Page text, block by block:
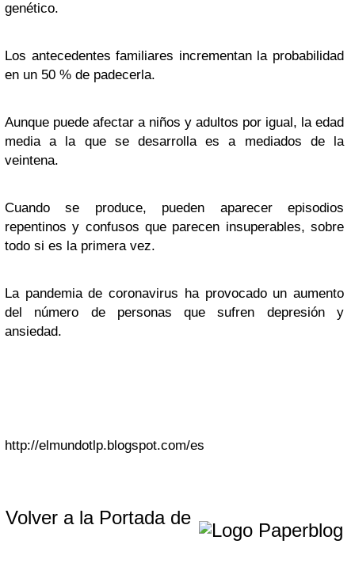
genético.
Los antecedentes familiares incrementan la probabilidad
en un 50 % de padecerla.
Aunque puede afectar a niños y adultos por igual, la edad
media a la que se desarrolla es a mediados de la
veintena.
Cuando se produce, pueden aparecer episodios
repentinos y confusos que parecen insuperables, sobre
todo si es la primera vez.
La pandemia de coronavirus ha provocado un aumento
del número de personas que sufren depresión y
ansiedad.
http://elmundotlp.blogspot.com/es
Volver a la Portada de